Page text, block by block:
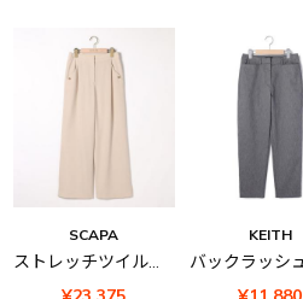
SCAPA
ストレッチツイルパンツ
KEITH